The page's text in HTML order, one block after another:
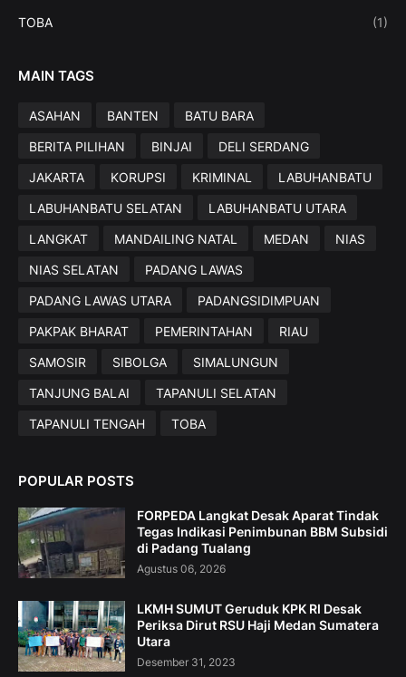
TOBA (1)
MAIN TAGS
ASAHAN BANTEN
BATU BARA
BERITA PILIHAN
BINJAI
DELI SERDANG
JAKARTA
KORUPSI KRIMINAL
LABUHANBATU
LABUHANBATU SELATAN
LABUHANBATU UTARA
LANGKAT
MANDAILING NATAL MEDAN
NIAS
NIAS SELATAN
PADANG LAWAS
PADANG LAWAS UTARA
PADANGSIDIMPUAN
PAKPAK BHARAT
PEMERINTAHAN
RIAU
SAMOSIR
SIBOLGA
SIMALUNGUN
TANJUNG BALAI
TAPANULI SELATAN
TAPANULI TENGAH
TOBA
POPULAR POSTS
FORPEDA Langkat Desak Aparat Tindak
Tegas Indikasi Penimbunan BBM Subsidi
di Padang Tualang
Agustus 06, 2026
LKMH SUMUT Geruduk KPK RI Desak
Periksa Dirut RSU Haji Medan Sumatera
Utara
Desember 31, 2023